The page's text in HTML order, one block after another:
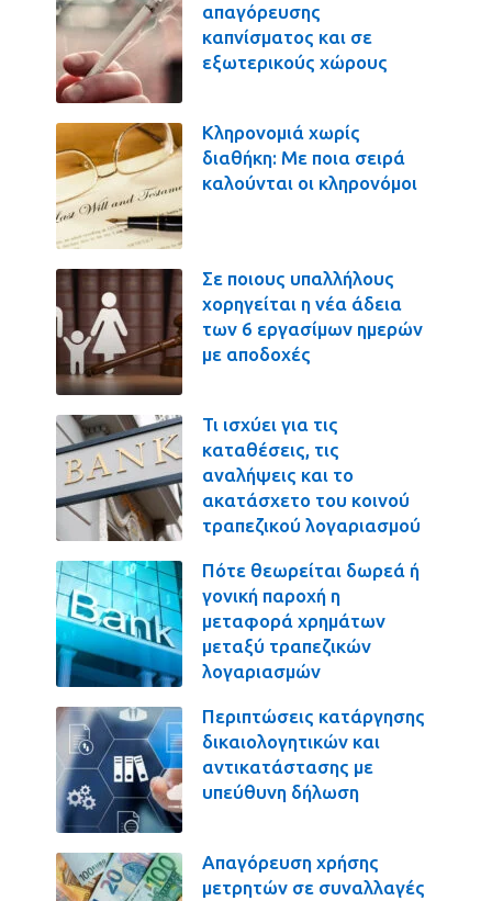
απαγόρευσης
καπνίσματος και σε
εξωτερικούς χώρους
Κληρονομιά χωρίς
διαθήκη: Με ποια σειρά
καλούνται οι κληρονόμοι
Σε ποιους υπαλλήλους
χορηγείται η νέα άδεια
των 6 εργασίμων ημερών
με αποδοχές
Τι ισχύει για τις
καταθέσεις, τις
αναλήψεις και το
ακατάσχετο του κοινού
τραπεζικού λογαριασμού
Πότε θεωρείται δωρεά ή
γονική παροχή η
μεταφορά χρημάτων
μεταξύ τραπεζικών
λογαριασμών
Περιπτώσεις κατάργησης
δικαιολογητικών και
αντικατάστασης με
υπεύθυνη δήλωση
Απαγόρευση χρήσης
μετρητών σε συναλλαγές